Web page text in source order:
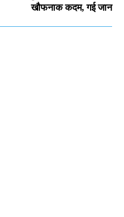
खौफनाक कदम, गई जान